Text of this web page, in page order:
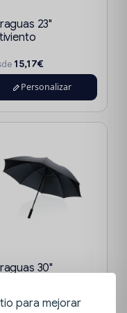
para mejorar
23"
15,17€
Personalizar
30"
+2